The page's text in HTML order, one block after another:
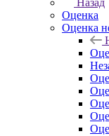
Назад
Оценка
Оценка